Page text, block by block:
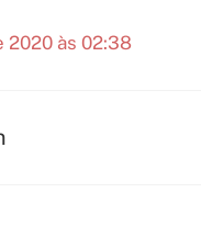
2020 às 02:38